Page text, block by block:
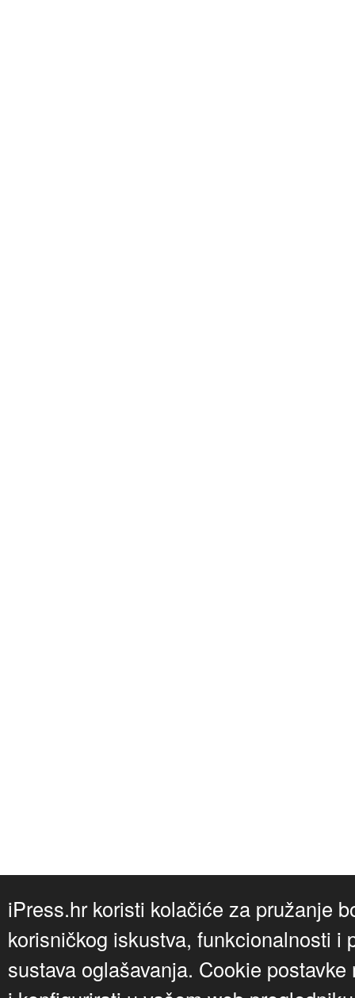
iPress.hr koristi kolačiće za pružanje
korisničkog iskustva, funkcionalnosti i
sustava oglašavanja. Cookie